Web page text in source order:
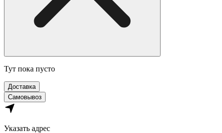
Тут пока пусто
Доставка
Самовывоз
Указать адрес